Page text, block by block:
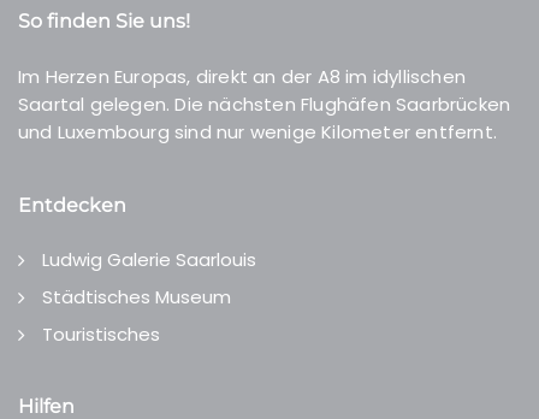
So finden Sie uns!
Im Herzen Europas, direkt an der A8 im idyllischen
Saartal gelegen. Die nächsten Flughäfen Saarbrücken
und Luxembourg sind nur wenige Kilometer entfernt.
Entdecken
Ludwig Galerie Saarlouis
Städtisches Museum
Touristisches
Hilfen